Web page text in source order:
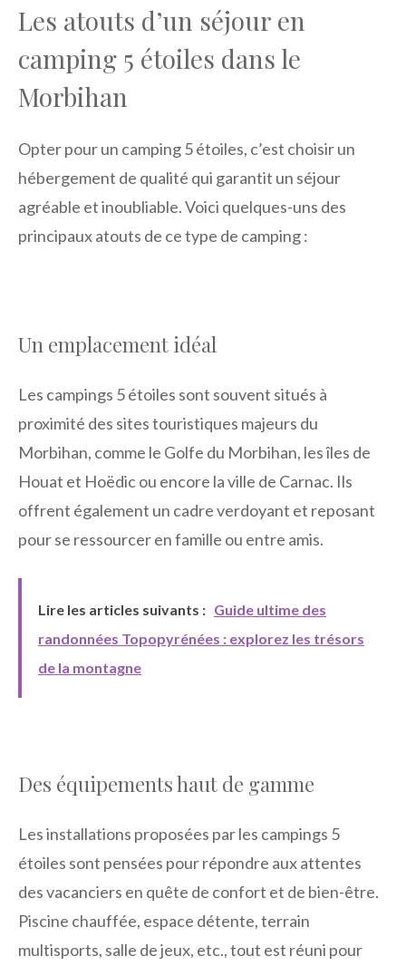
Les atouts d’un séjour en
camping 5 étoiles dans le
Morbihan
Opter pour un camping 5 étoiles, c’est choisir un
hébergement de qualité qui garantit un séjour
agréable et inoubliable. Voici quelques-uns des
principaux atouts de ce type de camping :
Un emplacement idéal
Les campings 5 étoiles sont souvent situés à
proximité des sites touristiques majeurs du
Morbihan, comme le Golfe du Morbihan, les îles de
Houat et Hoëdic ou encore la ville de Carnac. Ils
offrent également un cadre verdoyant et reposant
pour se ressourcer en famille ou entre amis.
Lire les articles suivants : Guide ultime des
randonnées Topopyrénées : explorez les trésors
de la montagne
Des équipements haut de gamme
Les installations proposées par les campings 5
étoiles sont pensées pour répondre aux attentes
des vacanciers en quête de confort et de bien-être.
Piscine chauffée, espace détente, terrain
multisports, salle de jeux, etc., tout est réuni pour